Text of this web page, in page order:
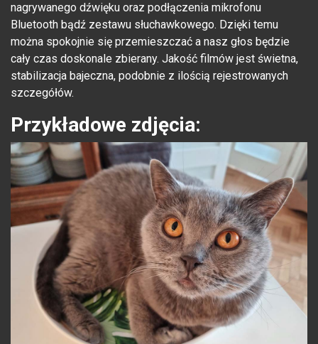
nagrywanego dźwięku oraz podłączenia mikrofonu
Bluetooth bądź zestawu słuchawkowego. Dzięki temu
można spokojnie się przemieszczać a nasz głos będzie
cały czas doskonale zbierany. Jakość filmów jest świetna,
stabilizacja bajeczna, podobnie z ilością rejestrowanych
szczegółów.
Przykładowe zdjęcia: